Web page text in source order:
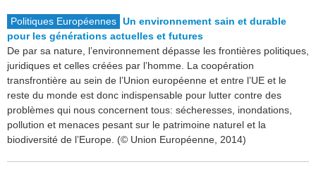
Politiques Européennes Un environnement sain et durable
pour les générations actuelles et futures
De par sa nature, l’environnement dépasse les frontières politiques,
juridiques et celles créées par l’homme. La coopération
transfrontière au sein de l’Union européenne et entre l’UE et le
reste du monde est donc indispensable pour lutter contre des
problèmes qui nous concernent tous: sécheresses, inondations,
pollution et menaces pesant sur le patrimoine naturel et la
biodiversité de l’Europe. (© Union Européenne, 2014)